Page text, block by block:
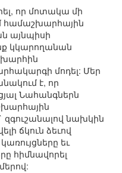
որ մոտակա մի
համաշխարհային
այնպիսի
կկարողանան
մոդել: Մեր
է, որ
Նահանգներն
նախկին
ճկուն ձեւով
եւ
հիմնավորել